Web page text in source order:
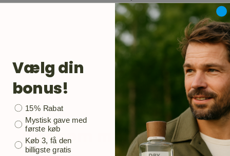
Gør som mange andre
Vælg din
bonus!
Bonusgave
15% Rabat
Mystisk gave med
første køb
Køb 3, få den
billigste gratis